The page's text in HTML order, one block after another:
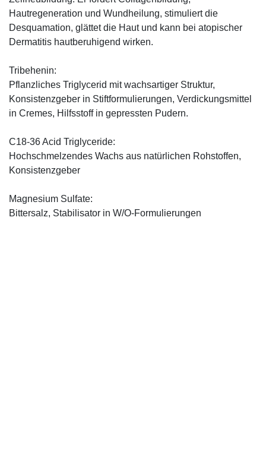
Hautregeneration und Wundheilung, stimuliert die
Desquamation, glättet die Haut und kann bei atopischer
Dermatitis hautberuhigend wirken.
Tribehenin:
Pflanzliches Triglycerid mit wachsartiger Struktur,
Konsistenzgeber in Stiftformulierungen, Verdickungsmittel
in Cremes, Hilfsstoff in gepressten Pudern.
C18-36 Acid Triglyceride:
Hochschmelzendes Wachs aus natürlichen Rohstoffen,
Konsistenzgeber
Magnesium Sulfate:
Bittersalz, Stabilisator in W/O-Formulierungen